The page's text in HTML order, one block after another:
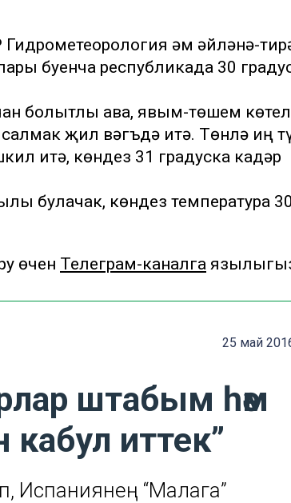
һәм әйләнә-
буенча республикада 30
болытлы һава, явым-төшем
җил вәгъдә итә. Төнлә иң
итә, көндез 31 градуска кадәр
булачак, көндез температура 30
өчен Телеграм-каналга
25 май
штабым һәм
кабул иттек”
Испаниянең “Малага”